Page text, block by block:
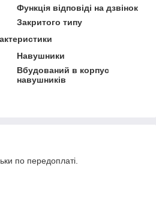
Функція відповіді на дзвінок
Закритого типу
Навушники
Вбудований в корпус
навушників
по передоплаті.